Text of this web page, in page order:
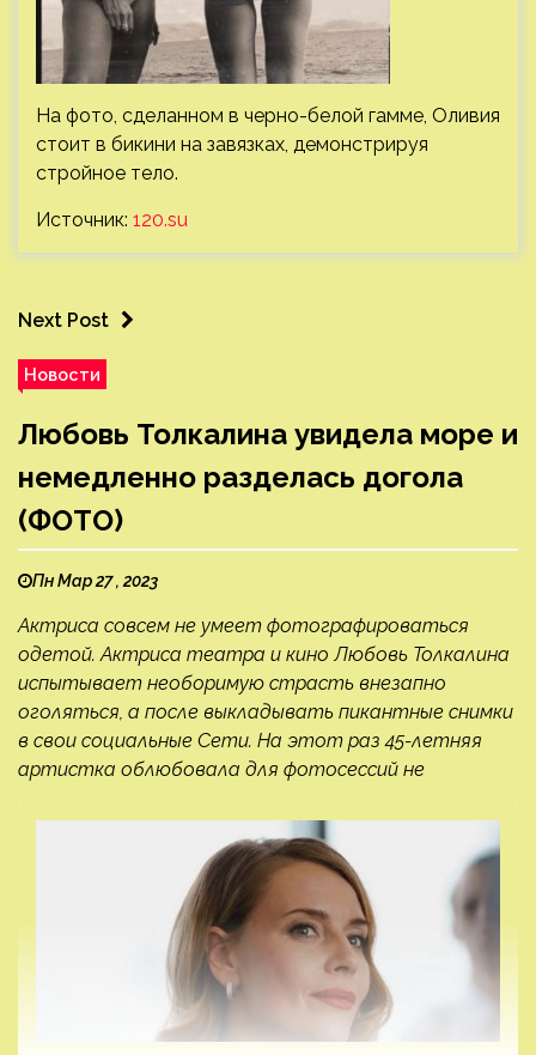
На фото, сделанном в черно-белой гамме, Оливия
стоит в бикини на завязках, демонстрируя
стройное тело.
Источник: 120.su
Next Post
Новости
Любовь Толкалина увидела море и
немедленно разделась догола
(ФОТО)
Пн Мар 27 , 2023
Актриса совсем не умеет фотографироваться
одетой. Актриса театра и кино Любовь Толкалина
испытывает необоримую страсть внезапно
оголяться, а после выкладывать пикантные снимки
в свои социальные Сети. На этот раз 45-летняя
артистка облюбовала для фотосессий не